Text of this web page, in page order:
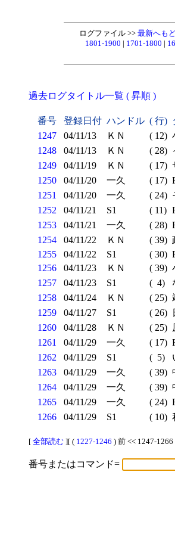
ログファイル >> 最新へも
1801-1900 | 1701-1800 |
過去ログタイトル一覧 ( 昇順 )
番号 登録日付 ハンドル ( 行)
1247
04/11/13 ＫＮ ( 12)
1248
04/11/13 ＫＮ ( 28)
1249
04/11/19 ＫＮ ( 17)
1250
04/11/20 一久 ( 17)
1251
04/11/20 一久 ( 24)
1252
04/11/21 S1 ( 11)
1253
04/11/21 一久 ( 28)
1254
04/11/22 ＫＮ ( 39)
1255
04/11/22 S1 ( 30)
1256
04/11/23 ＫＮ ( 39)
1257
04/11/23 S1 ( 4)
1258
04/11/24 ＫＮ ( 25)
1259
04/11/27 S1 ( 26)
1260
04/11/28 ＫＮ ( 25)
1261
04/11/29 一久 ( 17)
1262
04/11/29 S1 ( 5)
1263
04/11/29 一久 ( 39)
1264
04/11/29 一久 ( 39)
1265
04/11/29 一久 ( 24)
1266
04/11/29 S1 ( 10)
[ 全部読む ][ ( 1227-1246 ) 前 << 1247-1266
番号またはコマンド=